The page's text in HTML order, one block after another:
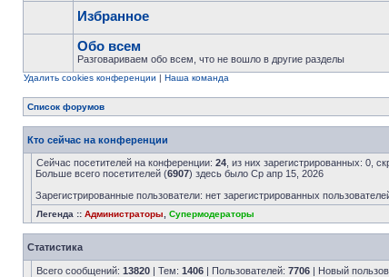
Избранное
Обо всем
Разговариваем обо всем, что не вошло в другие разделы
Удалить cookies конференции | Наша команда
Список форумов
Кто сейчас на конференции
Сейчас посетителей на конференции: 24 , из них зарегистрированных: 0,
Больше всего посетителей (6907) здесь было Ср апр 15, 2026
Зарегистрированные пользователи: нет зарегистрированных
Легенда :: Администраторы Супермодераторы
Статистика
Всего сообщений: 13820 | Тем: 1406 | Пользователей: 7706 | Новый